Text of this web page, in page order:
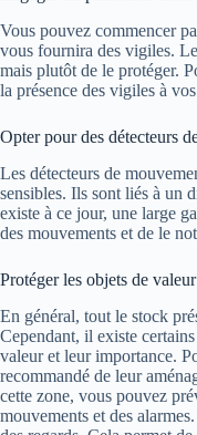
Vous pouvez commencer
vous fournira des vigiles.
mais plutôt de le protéger.
la présence des vigiles à
Opter pour des détecteurs
Les détecteurs de
sensibles. Ils sont liés à un
existe à ce jour, une large
des mouvements et de le
Protéger les objets de valeur
En général, tout le stock
Cependant, il existe
valeur et leur importance.
recommandé de leur
cette zone, vous pouvez
mouvements et des